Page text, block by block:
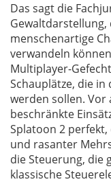
Das sagt die
Gewaltdarstellung,
menschenartige
verwandeln
Multiplayer-
Schauplätze, die in
werden sollen.
beschränkte
Splatoon 2
und rasanter
die Steuerung, die
klassische